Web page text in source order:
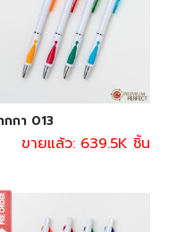
กกา 013
ขายแล้ว: 639.5K ชิ้น